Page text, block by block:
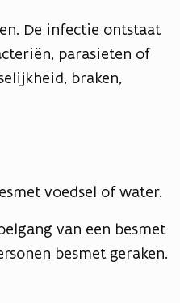
De infectie ontstaat
parasieten of
braken,
voedsel of water.
van een besmet
besmet geraken.